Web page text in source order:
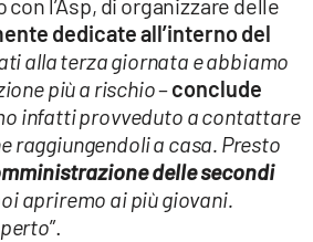
l’Asp, di organizzare delle
dedicate all’interno del
alla terza giornata e abbiamo
più a rischio–conclude
infatti provveduto a contattare
raggiungendoli a casa. Presto
delle secondi
apriremo ai più giovani.
”.